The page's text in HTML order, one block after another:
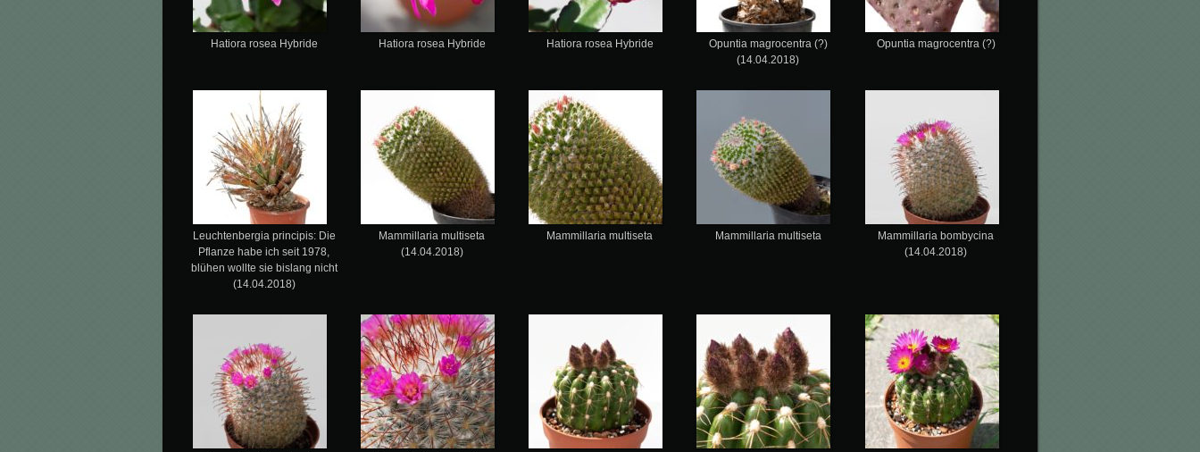
Hatiora rosea Hybride Hatiora rosea Hybride Hatiora rosea Hybride
Opuntia magrocentra (?)
(14.04.2018)
Opuntia magrocentra (?)
Leuchtenbergia principis: Die
Pflanze habe ich seit 1978,
blühen wollte sie bislang nicht
(14.04.2018)
Mammillaria multiseta
(14.04.2018)
Mammillaria multiseta Mammillaria multiseta
Mammillaria bombycina
(14.04.2018)